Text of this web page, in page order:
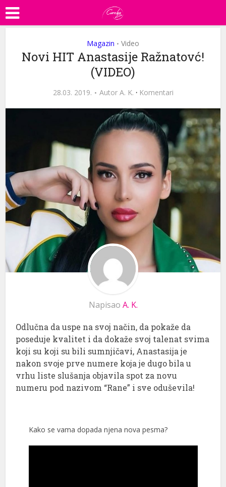
Magazin • Video
Novi HIT Anastasije Ražnatovć!
(VIDEO)
28.03. 2019. Autor A. K. · Komentari
Napisao A. K.
Odlučna da uspe na svoj način, da pokaže da
poseduje kvalitet i da dokaže svoj talenat svima
koji su koji su bili sumnjičavi, Anastasija je
nakon svoje prve numere koja je dugo bila u
vrhu liste slušanja objavila spot za novu
numeru pod nazivom “Rane” i sve oduševila!
Kako se vama dopada njena nova pesma?